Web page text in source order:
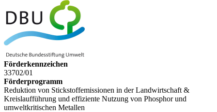
Förderkennzeichen
33702/01
Förderprogramm
Reduktion von Stickstoffemissionen in der Landwirtschaft &
Kreislaufführung und effiziente Nutzung von Phosphor und
umweltkritischen Metallen